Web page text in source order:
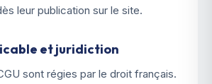
leur publication sur le site.
et juridiction
sont régies par le droit français.